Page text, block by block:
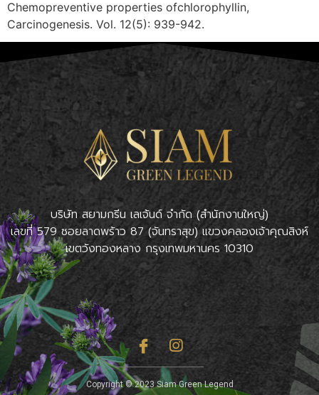
Chemopreventive properties ofchlorophyllin,
Carcinogenesis. Vol. 12(5): 939-942.
บริษัท สยามกรีน เลเจ้นด์ จำกัด (สำนักงานใหญ่)
เลขที่ 579 ซอยลาดพร้าว 87 (จันทราสุข) แขวงคลองเจ้าคุณสิงห์
เขตวังทองหลาง กรุงเทพมหานคร 10310
Copyright © 2023 Siam Green Legend